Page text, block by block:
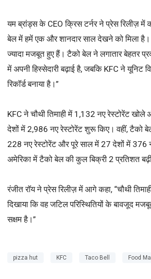
यम ब्रांड्स के CEO क्रिस टर्नर ने प्रेस रिलीज़ में
बेल में हमें एक और शानदार साल देखने को मिला है।
ज्यादा मजबूत हुए हैं। टैको बेल ने लगातार बेहतर
में अपनी हिस्सेदारी बढ़ाई है, जबकि KFC ने यूनिट
रिकॉर्ड बनाया है।”
KFC ने चौथी तिमाही में 1,132 नए रेस्टोरेंट
देशों में 2,986 नए रेस्टोरेंट शुरू किए। वहीं, टैको
228 नए रेस्टोरेंट और पूरे साल में 27 देशों में 376
अमेरिका में टैको बेल की कुल बिक्री 2 प्रतिशत
रंजीत रॉय ने प्रेस रिलीज़ में आगे कहा, “चौथी
दिखाया कि वह जटिल परिस्थितियों के बावजूद
सक्षम है।”
pizza hut KFC Taco Bell Food